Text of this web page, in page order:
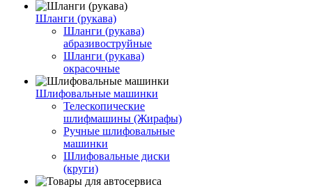
Шланги (рукава)
Шланги (рукава)
абразивоструйные
Шланги (рукава)
окрасочные
Шлифовальные машинки
Телескопические
шлифмашины (Жирафы)
Ручные шлифовальные
машинки
Шлифовальные диски
(круги)